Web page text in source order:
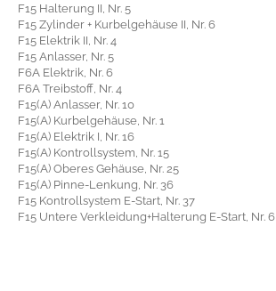
F15 Halterung II, Nr. 5
F15 Zylinder + Kurbelgehäuse II, Nr. 6
F15 Elektrik II, Nr. 4
F15 Anlasser, Nr. 5
F6A Elektrik, Nr. 6
F6A Treibstoff, Nr. 4
F15(A) Anlasser, Nr. 10
F15(A) Kurbelgehäuse, Nr. 1
F15(A) Elektrik I, Nr. 16
F15(A) Kontrollsystem, Nr. 15
F15(A) Oberes Gehäuse, Nr. 25
F15(A) Pinne-Lenkung, Nr. 36
F15 Kontrollsystem E-Start, Nr. 37
F15 Untere Verkleidung+Halterung E-Start, Nr. 6